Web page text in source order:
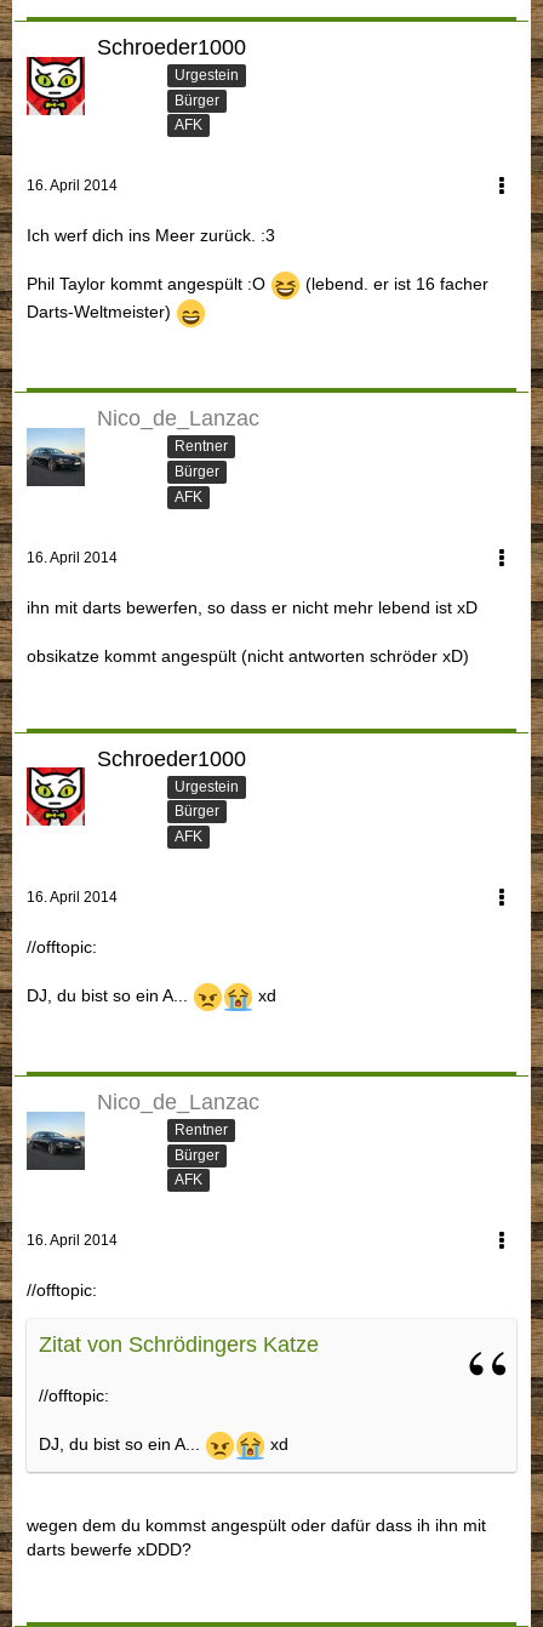
Schroeder1000
Urgestein
Bürger
AFK
16. April 2014
Ich werf dich ins Meer zurück. :3
Phil Taylor kommt angespült :O
(lebend. er ist 16 facher
Darts-Weltmeister)
Nico_de_Lanzac
Rentner
Bürger
AFK
16. April 2014
ihn mit darts bewerfen, so dass er nicht mehr lebend ist xD
obsikatze kommt angespült (nicht antworten schröder xD)
Schroeder1000
Urgestein
Bürger
AFK
16. April 2014
//offtopic:
DJ, du bist so ein A... xd
Nico_de_Lanzac
Rentner
Bürger
AFK
16. April 2014
//offtopic:
Zitat von Schrödingers Katze
//offtopic:
DJ, du bist so ein A... xd
wegen dem du kommst angespült oder dafür dass ih ihn mit
darts bewerfe xDDD?